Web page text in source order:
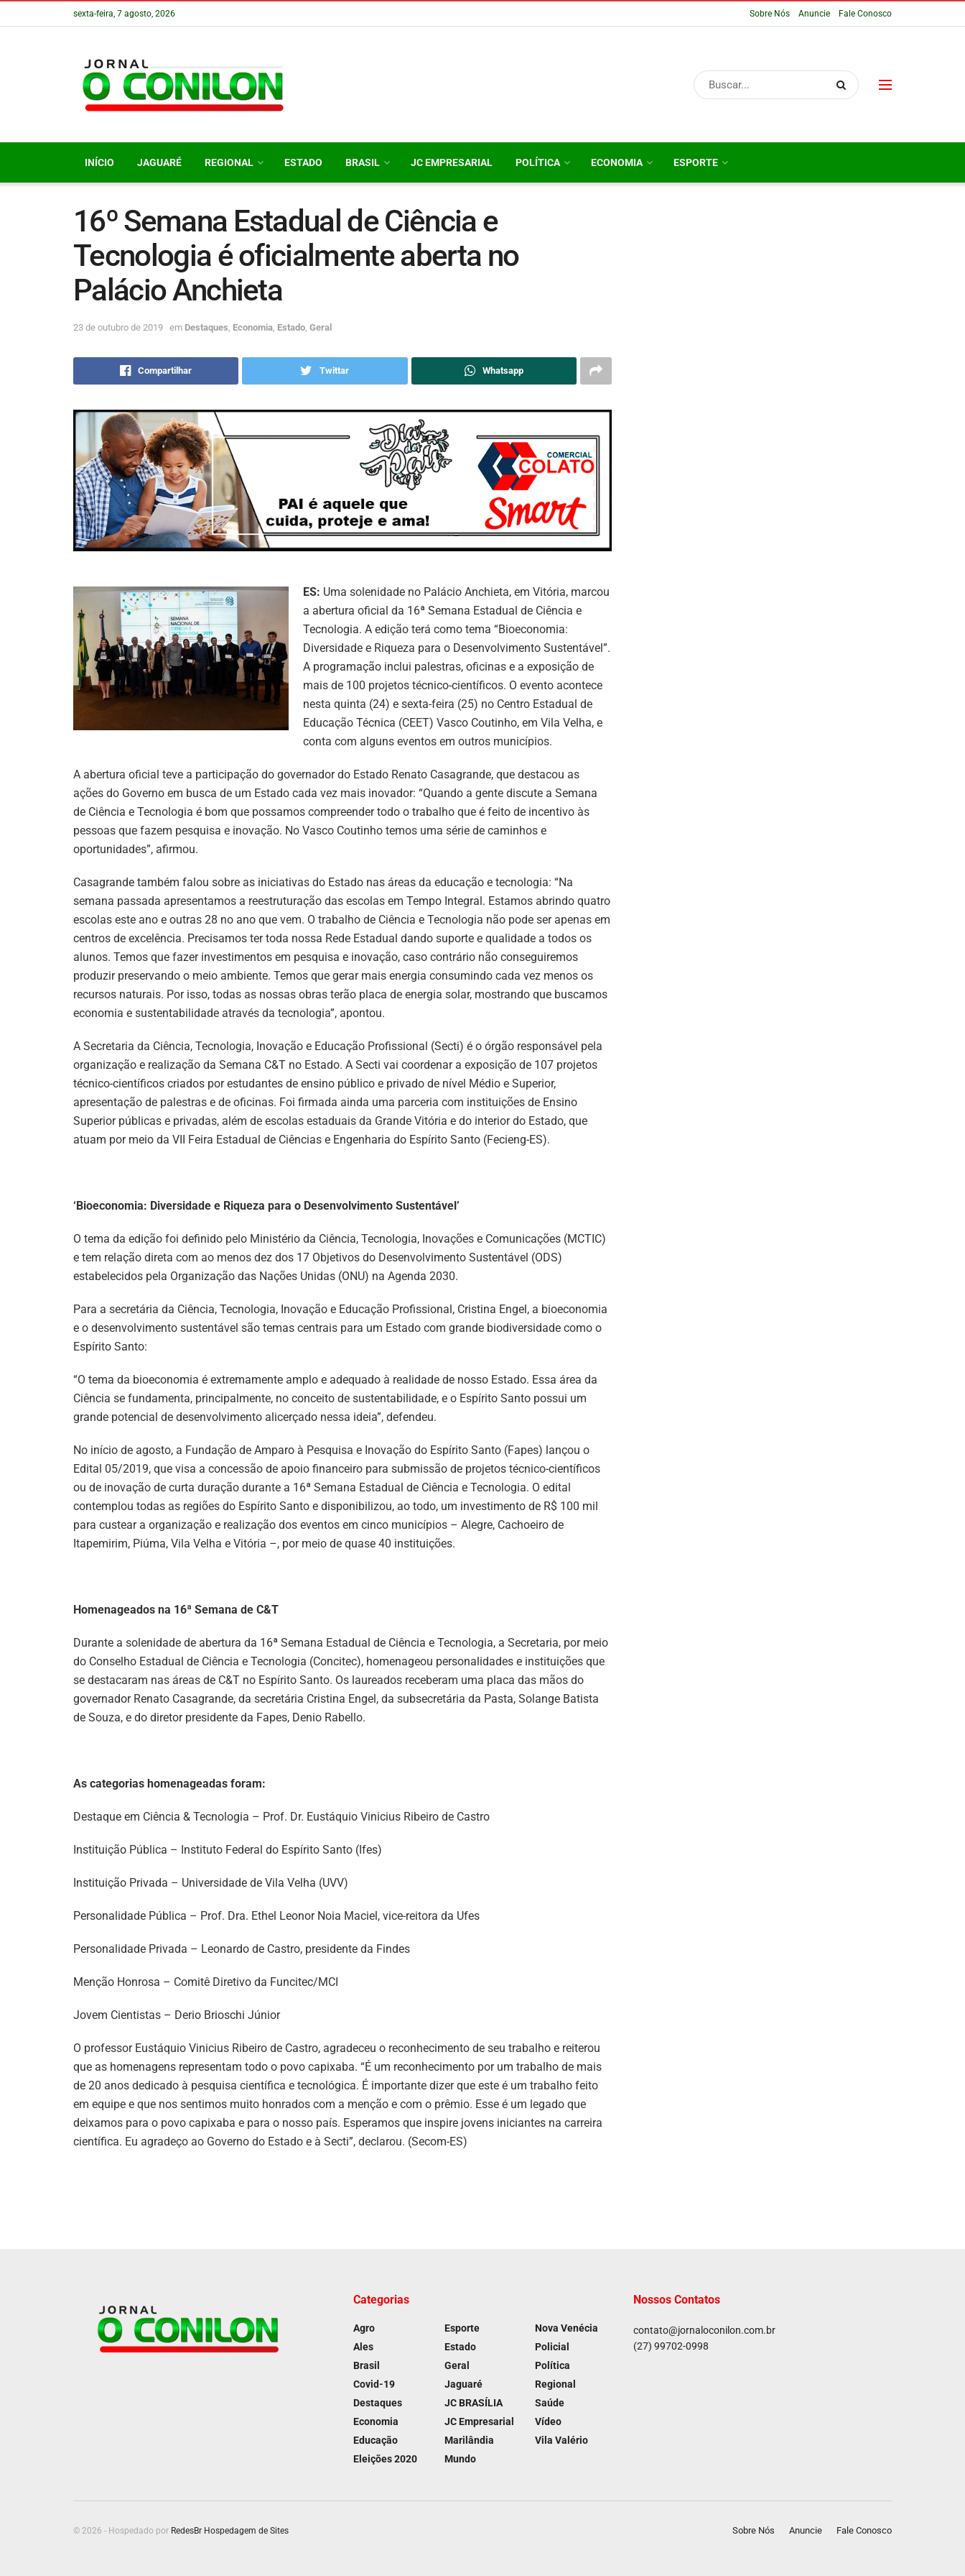
sexta-feira, 7 agosto, 2026 Sobre Nós Anuncie Fale Conosco
INÍCIO JAGUARÉ REGIONAL ESTADO BRASIL JC EMPRESARIAL POLÍTICA ECONOMIA ESPORTE
16º Semana Estadual de Ciência e
Tecnologia é oficialmente aberta no
Palácio Anchieta
23 de outubro de 2019 em Destaques Economia Estado Geral
Compartilhar Twittar Whatsapp
ES: Uma solenidade no Palácio Anchieta, em Vitória, marcou
a abertura oficial da 16ª Semana Estadual de Ciência e
Tecnologia. A edição terá como tema “Bioeconomia:
Diversidade e Riqueza para o Desenvolvimento Sustentável”.
A programação inclui palestras, oficinas e a exposição de
mais de 100 projetos técnico-científicos. O evento acontece
nesta quinta (24) e sexta-feira (25) no Centro Estadual de
Educação Técnica (CEET) Vasco Coutinho, em Vila Velha, e
conta com alguns eventos em outros municípios.
A abertura oficial teve a participação do governador do Estado Renato Casagrande, que destacou as
ações do Governo em busca de um Estado cada vez mais inovador: “Quando a gente discute a Semana
de Ciência e Tecnologia é bom que possamos compreender todo o trabalho que é feito de incentivo às
pessoas que fazem pesquisa e inovação. No Vasco Coutinho temos uma série de caminhos e
oportunidades”, afirmou.
Casagrande também falou sobre as iniciativas do Estado nas áreas da educação e tecnologia: “Na
semana passada apresentamos a reestruturação das escolas em Tempo Integral. Estamos abrindo quatro
escolas este ano e outras 28 no ano que vem. O trabalho de Ciência e Tecnologia não pode ser apenas em
centros de excelência. Precisamos ter toda nossa Rede Estadual dando suporte e qualidade a todos os
alunos. Temos que fazer investimentos em pesquisa e inovação, caso contrário não conseguiremos
produzir preservando o meio ambiente. Temos que gerar mais energia consumindo cada vez menos os
recursos naturais. Por isso, todas as nossas obras terão placa de energia solar, mostrando que buscamos
economia e sustentabilidade através da tecnologia”, apontou.
A Secretaria da Ciência, Tecnologia, Inovação e Educação Profissional (Secti) é o órgão responsável pela
organização e realização da Semana C&T no Estado. A Secti vai coordenar a exposição de 107 projetos
técnico-científicos criados por estudantes de ensino público e privado de nível Médio e Superior,
apresentação de palestras e de oficinas. Foi firmada ainda uma parceria com instituições de Ensino
Superior públicas e privadas, além de escolas estaduais da Grande Vitória e do interior do Estado, que
atuam por meio da VII Feira Estadual de Ciências e Engenharia do Espírito Santo (Fecieng-ES).
‘Bioeconomia: Diversidade e Riqueza para o Desenvolvimento Sustentável’
O tema da edição foi definido pelo Ministério da Ciência, Tecnologia, Inovações e Comunicações (MCTIC)
e tem relação direta com ao menos dez dos 17 Objetivos do Desenvolvimento Sustentável (ODS)
estabelecidos pela Organização das Nações Unidas (ONU) na Agenda 2030.
Para a secretária da Ciência, Tecnologia, Inovação e Educação Profissional, Cristina Engel, a bioeconomia
e o desenvolvimento sustentável são temas centrais para um Estado com grande biodiversidade como o
Espírito Santo:
“O tema da bioeconomia é extremamente amplo e adequado à realidade de nosso Estado. Essa área da
Ciência se fundamenta, principalmente, no conceito de sustentabilidade, e o Espírito Santo possui um
grande potencial de desenvolvimento alicerçado nessa ideia”, defendeu.
No início de agosto, a Fundação de Amparo à Pesquisa e Inovação do Espírito Santo (Fapes) lançou o
Edital 05/2019, que visa a concessão de apoio financeiro para submissão de projetos técnico-científicos
ou de inovação de curta duração durante a 16ª Semana Estadual de Ciência e Tecnologia. O edital
contemplou todas as regiões do Espírito Santo e disponibilizou, ao todo, um investimento de R$ 100 mil
para custear a organização e realização dos eventos em cinco municípios – Alegre, Cachoeiro de
Itapemirim, Piúma, Vila Velha e Vitória –, por meio de quase 40 instituições.
Homenageados na 16ª Semana de C&T
Durante a solenidade de abertura da 16ª Semana Estadual de Ciência e Tecnologia, a Secretaria, por meio
do Conselho Estadual de Ciência e Tecnologia (Concitec), homenageou personalidades e instituições que
se destacaram nas áreas de C&T no Espírito Santo. Os laureados receberam uma placa das mãos do
governador Renato Casagrande, da secretária Cristina Engel, da subsecretária da Pasta, Solange Batista
de Souza, e do diretor presidente da Fapes, Denio Rabello.
As categorias homenageadas foram:
Destaque em Ciência & Tecnologia – Prof. Dr. Eustáquio Vinicius Ribeiro de Castro
Instituição Pública – Instituto Federal do Espírito Santo (Ifes)
Instituição Privada – Universidade de Vila Velha (UVV)
Personalidade Pública – Prof. Dra. Ethel Leonor Noia Maciel, vice-reitora da Ufes
Personalidade Privada – Leonardo de Castro, presidente da Findes
Menção Honrosa – Comitê Diretivo da Funcitec/MCI
Jovem Cientistas – Derio Brioschi Júnior
O professor Eustáquio Vinicius Ribeiro de Castro, agradeceu o reconhecimento de seu trabalho e reiterou
que as homenagens representam todo o povo capixaba. “É um reconhecimento por um trabalho de mais
de 20 anos dedicado à pesquisa científica e tecnológica. É importante dizer que este é um trabalho feito
em equipe e que nos sentimos muito honrados com a menção e com o prêmio. Esse é um legado que
deixamos para o povo capixaba e para o nosso país. Esperamos que inspire jovens iniciantes na carreira
científica. Eu agradeço ao Governo do Estado e à Secti”, declarou. (Secom-ES)
Categorias
Agro
Ales
Brasil
Covid-19
Destaques
Economia
Educação
Eleições 2020
Esporte
Estado
Geral
Jaguaré
JC BRASÍLIA
JC Empresarial
Marilândia
Mundo
Nova Venécia
Policial
Política
Regional
Saúde
Vídeo
Vila Valério
Nossos Contatos
contato@jornaloconilon.com.br
(27) 99702-0998
Sobre Nós Anuncie Fale Conosco
© 2026 - Hospedado por RedesBr Hospedagem de Sites